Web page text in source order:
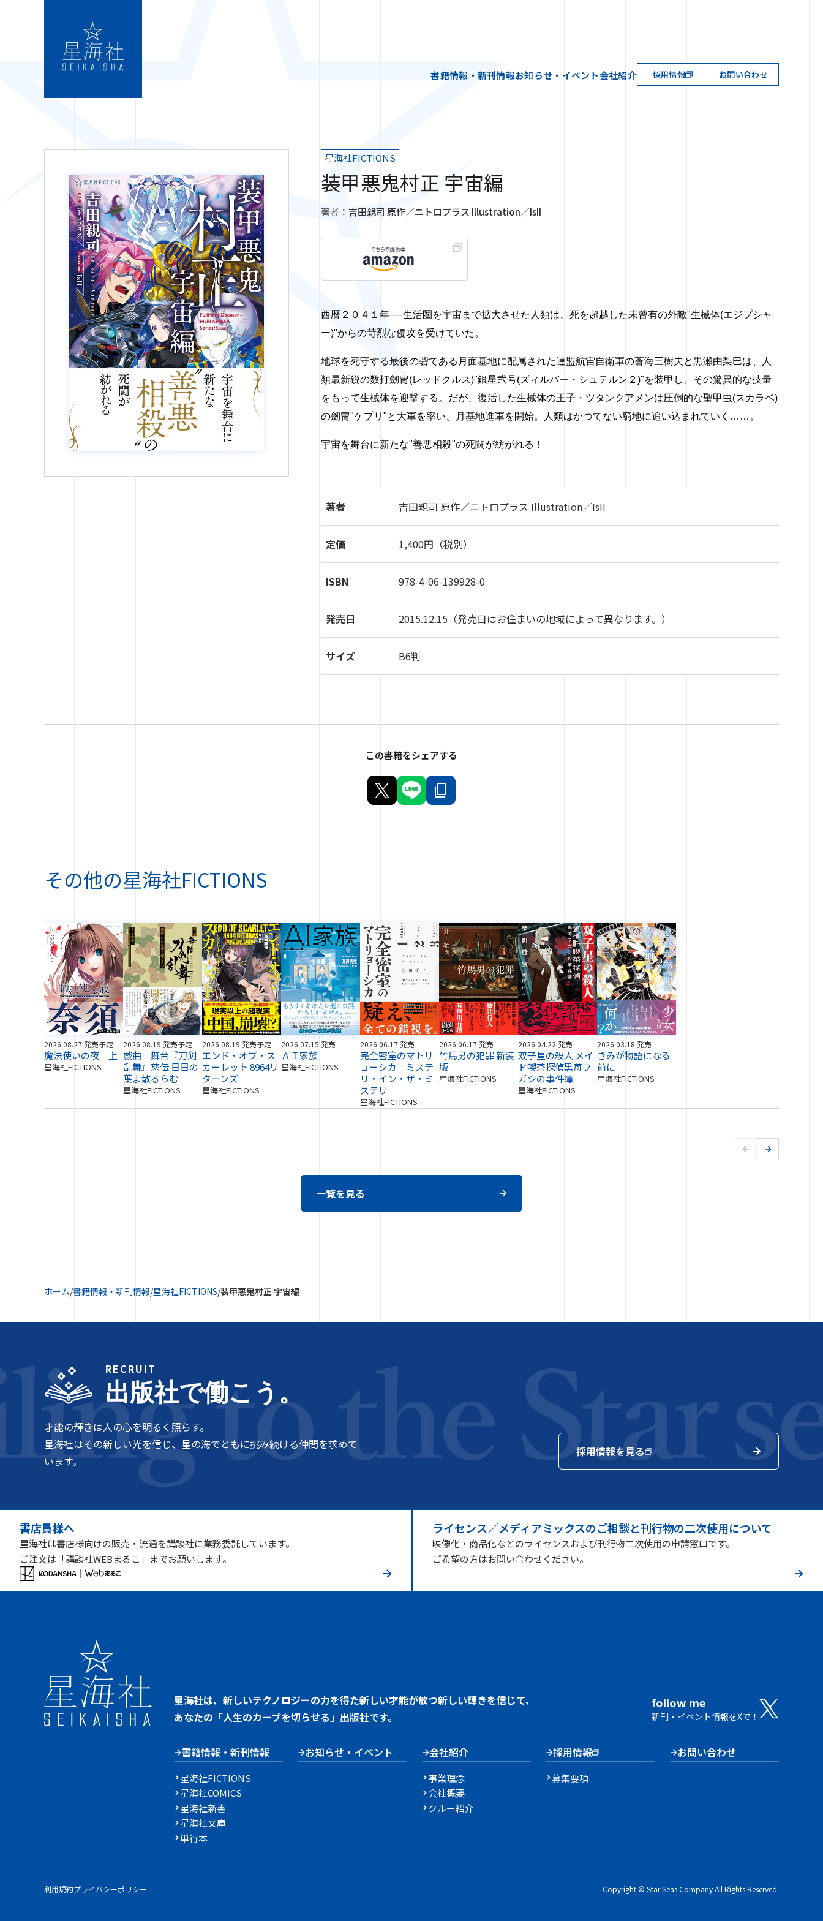
書籍情報・新刊情報お知らせ・イベント会社紹介 採用情報 お問い合わせ
星海社FICTIONS
装甲悪鬼村正 宇宙編
著者： 吉田親司 原作／ニトロプラス Illustration／IsII
西暦２０４１年──生活圏を宇宙まで拡大させた人類は、 死を超越した未曾有の外敵"生械体(エジプシャ
ー)"からの苛烈な侵攻を受けていた。
地球を死守する最後の砦である月面基地に配属された連盟航宙自衛軍の蒼海三樹夫と黒瀬由梨巴は、人
類最新鋭の数打劒冑(レッドクルス)"銀星弐号(ズィルバー・シュテルン２)"を装甲し、その驚異的な技量
をもって生械体を迎撃する。だが、 復活した生械体の王子・ツタンクアメンは圧倒的な聖甲虫(スカラベ)
の劒冑"ケプリ"と大軍を率い、月基地進軍を開始。
人類はかつてない窮地に追い込まれていく……。
宇宙を舞台に新たな"善悪相殺"の死闘が紡がれる！
著者 吉田親司 原作／ニトロプラス Illustration／IsII
定価 1,400円（税別）
ISBN 978-4-06-139928-0
発売日 2015.12.15 （発売日はお住まいの地域によって異なります。）
サイズ B6判
この書籍をシェアする
その他の星海社FICTIONS
2026.08.27 発売予定
魔法使いの夜 上
星海社FICTIONS
2026.08.19 発売予定
戯曲 舞台『刀剣
乱舞』慈伝 日日の
葉よ散るらむ
星海社FICTIONS
2026.08.19 発売予定
エンド・オブ・ス
カーレット 8964リ
ターンズ
星海社FICTIONS
2026.07.15 発売
ＡＩ家族
星海社FICTIONS
2026.06.17 発売
完全密室のマトリ
ョーシカ ミステ
リ・イン・ザ・ミ
ステリ
星海社FICTIONS
2026.06.17 発売
竹馬男の犯罪 新装
版
星海社FICTIONS
2026.04.22 発売
双子星の殺人 メイ
ド喫茶探偵黒苺フ
ガシの事件簿
星海社FICTIONS
2026.03.18 発売
きみが物語になる
前に
星海社FICTIONS
一覧を見る
ホーム/書籍情報・新刊情報/星海社FICTIONS/装甲悪鬼村正 宇宙編
RECRUIT
出版社で働こう。
才能の輝きは人の心を明るく照らす。
星海社はその新しい光を信じ、星の海でともに挑み続ける仲間を求めて
います。
採用情報を見る
書店員様へ
星海社は書店様向けの販売・流通を講談社に業務委託しています。
ご注文は「講談社WEBまるこ」までお願いします。
ライセンス／メディアミックスのご相談と刊行物の二次使用について
映像化・商品化などのライセンスおよび刊行物二次使用の申請窓口です。
ご希望の方はお問い合わせください。
星海社は、新しいテクノロジーの力を得た新しい才能が放つ新しい輝きを信じて、
あなたの「人生のカーブを切らせる」出版社です。
follow me
新刊・イベント情報をXで！
書籍情報・新刊情報
星海社FICTIONS
星海社COMICS
星海社新書
星海社文庫
単行本
お知らせ・イベント 会社紹介
事業理念
会社概要
クルー紹介
採用情報
募集要項
お問い合わせ
利用規約プライバシーポリシー Copyright © Star Seas Company All Rights Reserved.